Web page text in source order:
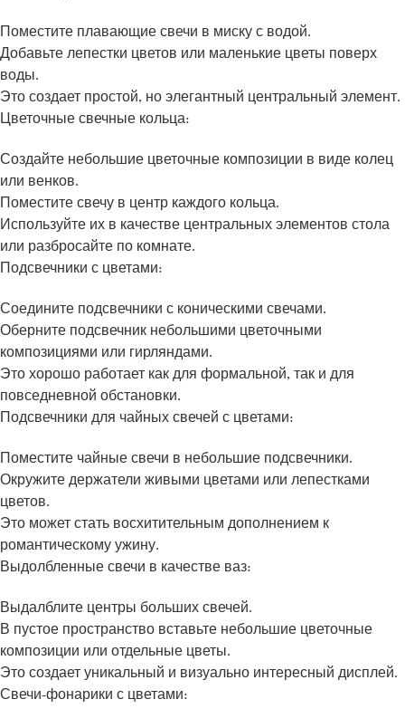
Поместите плавающие свечи в миску с водой.
Добавьте лепестки цветов или маленькие цветы поверх
воды.
Это создает простой, но элегантный центральный элемент.
Цветочные свечные кольца:
Создайте небольшие цветочные композиции в виде колец
или венков.
Поместите свечу в центр каждого кольца.
Используйте их в качестве центральных элементов стола
или разбросайте по комнате.
Подсвечники с цветами:
Соедините подсвечники с коническими свечами.
Оберните подсвечник небольшими цветочными
композициями или гирляндами.
Это хорошо работает как для формальной, так и для
повседневной обстановки.
Подсвечники для чайных свечей с цветами:
Поместите чайные свечи в небольшие подсвечники.
Окружите держатели живыми цветами или лепестками
цветов.
Это может стать восхитительным дополнением к
романтическому ужину.
Выдолбленные свечи в качестве ваз:
Выдалблите центры больших свечей.
В пустое пространство вставьте небольшие цветочные
композиции или отдельные цветы.
Это создает уникальный и визуально интересный дисплей.
Свечи-фонарики с цветами: